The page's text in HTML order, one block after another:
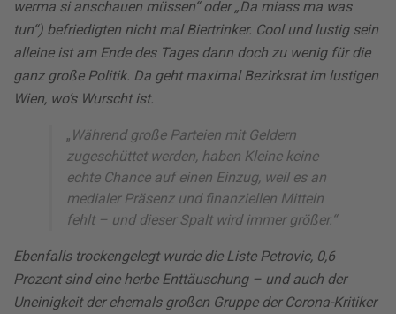
werma si anschauen müssen“ oder „Da miass ma was
tun“) befriedigten nicht mal Biertrinker. Cool und lustig sein
alleine ist am Ende des Tages dann doch zu wenig für die
ganz große Politik. Da geht maximal Bezirksrat im lustigen
Wien, wo’s Wurscht ist.
„ Während große Parteien mit Geldern
zugeschüttet werden, haben Kleine keine
echte Chance auf einen Einzug, weil es an
medialer Präsenz und finanziellen Mitteln
fehlt – und dieser Spalt wird immer größer.“
Ebenfalls trockengelegt wurde die Liste Petrovic, 0,6
Prozent sind eine herbe Enttäuschung – und auch der
Uneinigkeit der ehemals großen Gruppe der Corona-Kritiker